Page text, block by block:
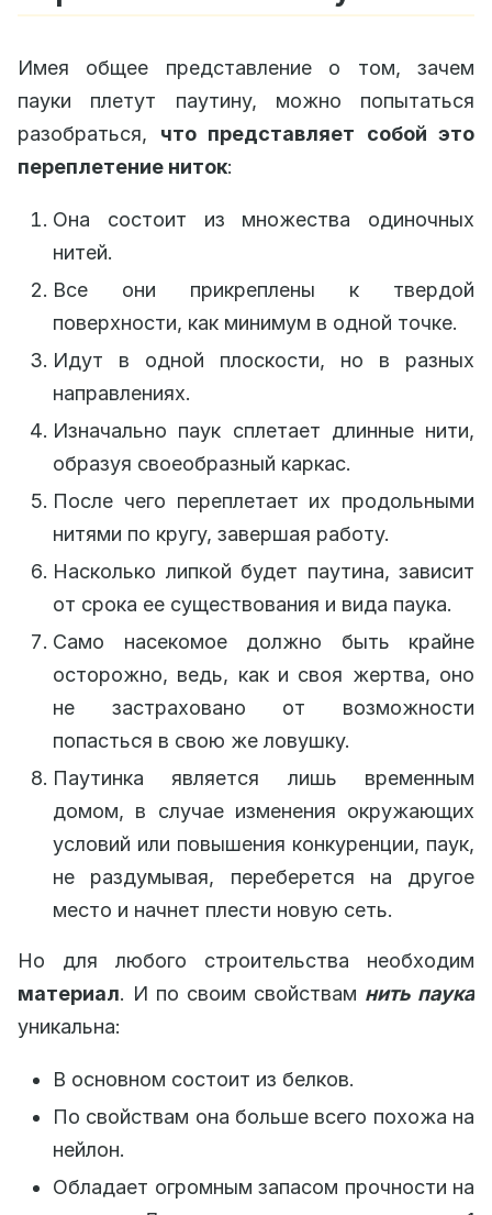
Имея общее представление о том, зачем
пауки плетут паутину, можно попытаться
разобраться, что представляет собой это
переплетение ниток:
Она состоит из множества одиночных
нитей.
Все они прикреплены к твердой
поверхности, как минимум в одной точке.
Идут в одной плоскости, но в разных
направлениях.
Изначально паук сплетает длинные нити,
образуя своеобразный каркас.
После чего переплетает их продольными
нитями по кругу, завершая работу.
Насколько липкой будет паутина, зависит
от срока ее существования и вида паука.
Само насекомое должно быть крайне
осторожно, ведь, как и своя жертва, оно
не застраховано от возможности
попасться в свою же ловушку.
Паутинка является лишь временным
домом, в случае изменения окружающих
условий или повышения конкуренции, паук,
не раздумывая, переберется на другое
место и начнет плести новую сеть.
Но для любого строительства необходим
материал. И по своим свойствам нить паука
уникальна:
В основном состоит из белков.
По свойствам она больше всего похожа на
нейлон.
Обладает огромным запасом прочности на